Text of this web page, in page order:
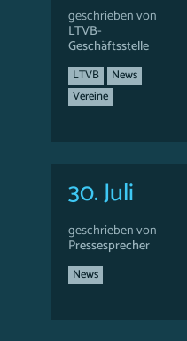
geschrieben von
LTVB-
Geschäftsstelle
LTVB
News
Vereine
30. Juli
geschrieben von
Pressesprecher
News